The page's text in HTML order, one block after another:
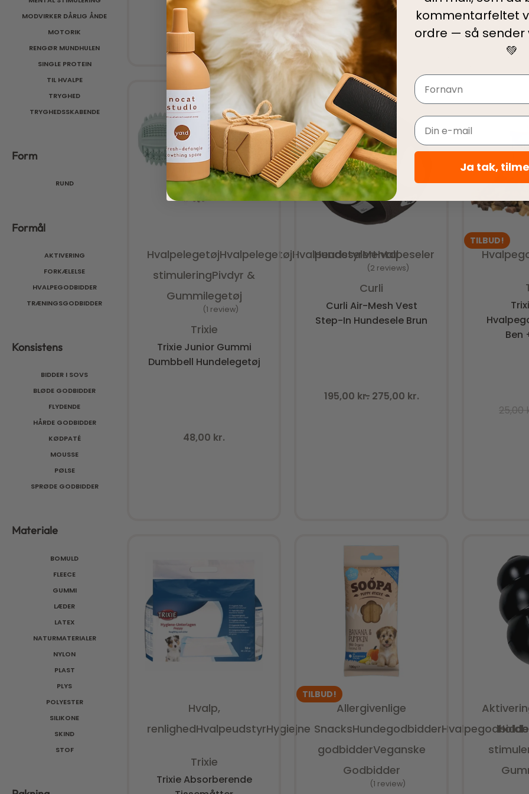
MODVIRKER DÅRLIG ÅNDE
MOTORIK
RENGØR MUNDHULEN
SINGLE PROTEIN
TIL HVALPE
TRYGHED
TRYGHEDSSKABENDE
Form
RUND
Formål
AKTIVERING
FORKÆLELSE
HVALPEGODBIDDER
TRÆNINGSGODBIDDER
Konsistens
BIDDER I SOVS
BLØDE GODBIDDER
FLYDENDE
HÅRDE GODBIDDER
KØDPATÉ
MOUSSE
PØLSE
SPRØDE GODBIDDER
Materiale
BOMULD
FLEECE
GUMMI
LÆDER
LATEX
NATURMATERIALER
NYLON
PLAST
PLYS
POLYESTER
SILIKONE
SKIND
STOF
Tilføj til kurv
Tilføj til kurv
HvalpelegetøjHvalpelegetøjHvalpeudstyrMental
stimuleringPivdyr &
Gummilegetøj
1 review
Trixie
Trixie Junior Gummi
Dumbbell Hundelegetøj
48,00 kr.
Tilføj til kurv
HundeselerHvalpeseler
2 reviews
Curli
Curli Air-Mesh Vest
Step-In Hundesele Brun
195,00 kr. 275,00 kr.
Tilføj til kurv
TILBUD!
Ben
25,00
Hvalp,
renlighedHvalpeudstyrHygiejne
Trixie
Trixie Absorberende
TILBUD!
Allergivenlige
SnacksHundegodbidder
godbidderVeganske
Godbidder
1 review
kommentarfeltet
ordre — så sender
💚
Navn
Email
Ja tak,